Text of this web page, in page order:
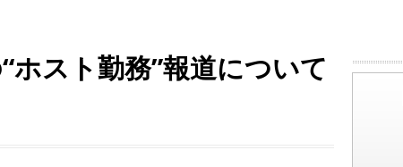
ホスト勤務”報道について